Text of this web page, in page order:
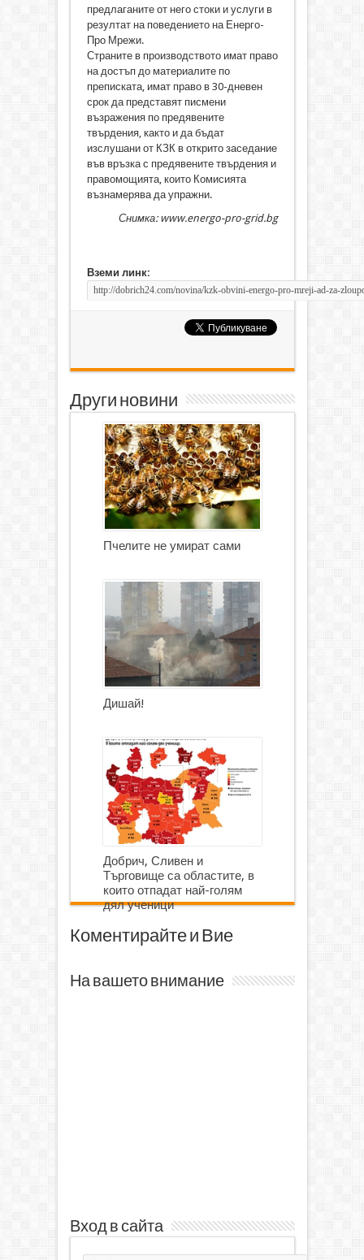
предлаганите от него стоки и услуги в
резултат на поведението на Енерго-
Про Мрежи.
Страните в производството имат право
на достъп до материалите по
преписката, имат право в 30-дневен
срок да представят писмени
възражения по предявените
твърдения, както и да бъдат
изслушани от КЗК в открито заседание
във връзка с предявените твърдения и
правомощията, които Комисията
възнамерява да упражни.
Снимка: www.energo-pro-grid.bg
Вземи линк:
Други новини
Пчелите не умират сами
Дишай!
Добрич, Сливен и
Търговище са областите, в
които отпадат най-голям
дял ученици
Коментирайте и Вие
На вашето внимание
Вход в сайта